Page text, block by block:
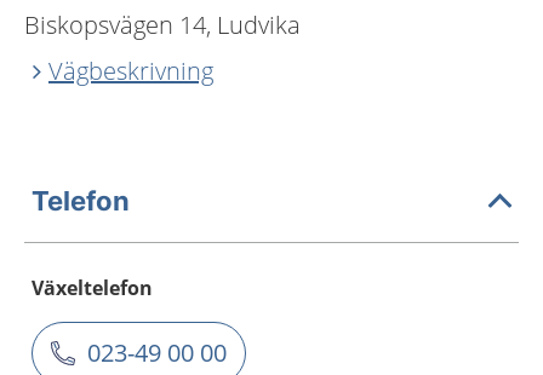
Biskopsvägen 14, Ludvika
Vägbeskrivning
Telefon
Växeltelefon
023-49 00 00